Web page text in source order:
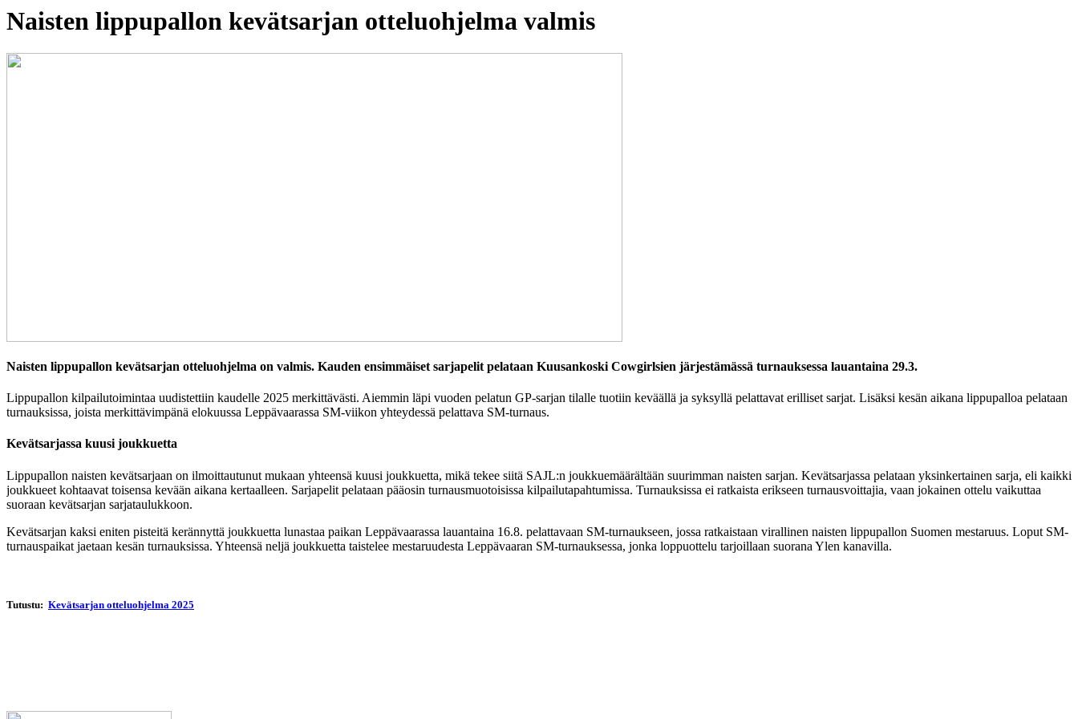
Naisten lippupallon kevätsarjan otteluohjelma valmis
Naisten lippupallon kevätsarjan otteluohjelma on valmis. Kauden ensimmäiset sarjapelit pelataan Kuusankoski Cowgirlsien järjestämässä turnauksessa lauantaina 29.3.
Lippupallon kilpailutoimintaa uudistettiin kaudelle 2025 merkittävästi. Aiemmin läpi vuoden pelatun GP-sarjan tilalle tuotiin keväällä ja syksyllä pelattavat erilliset sarjat. Lisäksi kesän aikana lippupalloa pelataan
turnauksissa, joista merkittävimpänä elokuussa Leppävaarassa SM-viikon yhteydessä pelattava SM-turnaus.
Kevätsarjassa kuusi joukkuetta
Lippupallon naisten kevätsarjaan on ilmoittautunut mukaan yhteensä kuusi joukkuetta, mikä tekee siitä SAJL:n joukkuemäärältään suurimman naisten sarjan. Kevätsarjassa pelataan yksinkertainen sarja, eli kaikki
joukkueet kohtaavat toisensa kevään aikana kertaalleen. Sarjapelit pelataan pääosin turnausmuotoisissa kilpailutapahtumissa. Turnauksissa ei ratkaista erikseen turnausvoittajia, vaan jokainen ottelu vaikuttaa
suoraan kevätsarjan sarjataulukkoon.
Kevätsarjan kaksi eniten pisteitä kerännyttä joukkuetta lunastaa paikan Leppävaarassa lauantaina 16.8. pelattavaan SM-turnaukseen, jossa ratkaistaan virallinen naisten lippupallon Suomen mestaruus. Loput SM-
turnauspaikat jaetaan kesän turnauksissa. Yhteensä neljä joukkuetta taistelee mestaruudesta Leppävaaran SM-turnauksessa, jonka loppuottelu tarjoillaan suorana Ylen kanavilla.
Tutustu: Kevätsarjan otteluohjelma 2025